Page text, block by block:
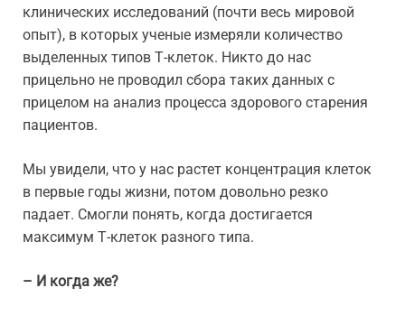
клинических исследований (почти весь мировой
опыт), в которых ученые измеряли количество
выделенных типов Т-клеток. Никто до нас
прицельно не проводил сбора таких данных с
прицелом на анализ процесса здорового старения
пациентов.
Мы увидели, что у нас растет концентрация клеток
в первые годы жизни, потом довольно резко
падает. Смогли понять, когда достигается
максимум Т-клеток разного типа.
– И когда же?